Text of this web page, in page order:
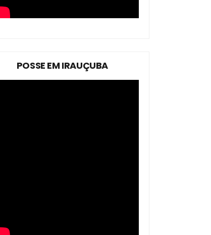
POSSE EM IRAUÇUBA